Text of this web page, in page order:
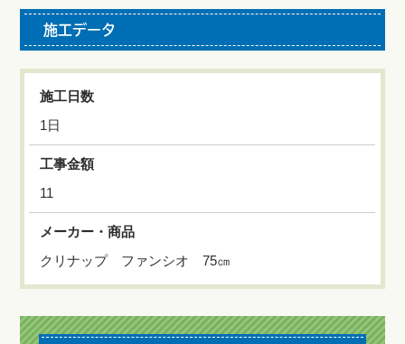
施工データ
施工日数
1日
工事金額
11
メーカー・商品
クリナップ ファンシオ 75㎝